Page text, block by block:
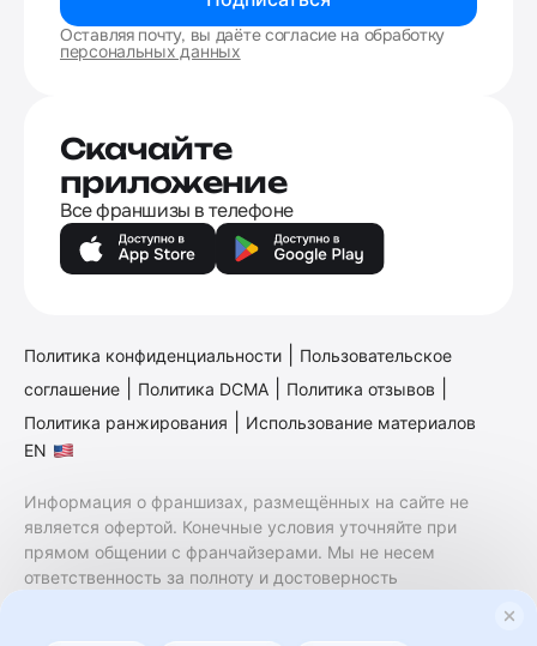
Оставляя почту, вы даёте согласие на обработку
персональных данных
Скачайте
приложение
Все франшизы в телефоне
Политика конфиденциальности
Пользовательское
соглашение
Политика DCMA Политика отзывов
Политика ранжирования
Использование материалов
EN
Информация о франшизах, размещённых на сайте не
является офертой. Конечные условия уточняйте при
прямом общении с франчайзерами. Мы не несем
ответственность за полноту и достоверность